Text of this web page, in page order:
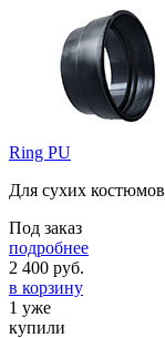
Ring PU
Для сухих костюмов
Под заказ
подробнее
2 400 руб.
в корзину
1 уже
купили